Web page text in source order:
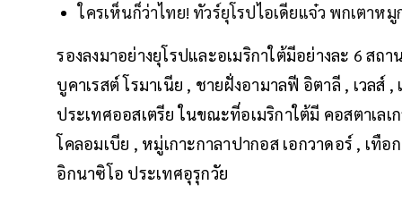
ใครเห็นก็ว่าไทย! ทัวร์ยุโรปไอเดียแจ๋ว พกเตาห
รองลงมาอย่างยุโรปและอเมริกาใต้มีอย่างละ 6 สถ
บูคาเรสต์ โรมาเนีย , ชายฝั่งอามาลฟี อิตาลี , เวลส์
ประเทศออสเตรีย ในขณะที่อเมริกาใต้มี คอสตาเลเ
โคลอมเบีย , หมู่เกาะกาลาปากอส เอกวาดอร์ , เทื
อิกนาซิโอ ประเทศอุรุกวัย